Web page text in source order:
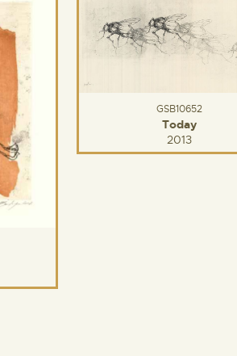
GSB10652
Today
2013